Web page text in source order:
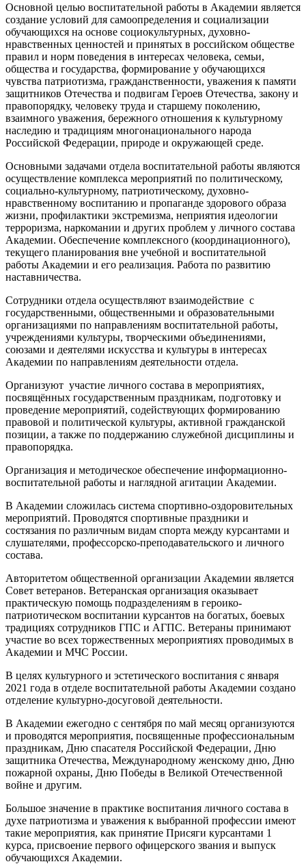
Основной целью воспитательной работы в Академии является
создание условий для самоопределения и социализации
обучающихся на основе социокультурных, духовно-
нравственных ценностей и принятых в российском обществе
правил и норм поведения в интересах человека, семьи,
общества и государства, формирование у обучающихся
чувства патриотизма, гражданственности, уважения к памяти
защитников Отечества и подвигам Героев Отечества, закону и
правопорядку, человеку труда и старшему поколению,
взаимного уважения, бережного отношения к культурному
наследию и традициям многонационального народа
Российской Федерации, природе и окружающей среде.
Основными задачами отдела воспитательной работы являются
осуществление комплекса мероприятий по политическому,
социально-культурному, патриотическому, духовно-
нравственному воспитанию и пропаганде здорового образа
жизни, профилактики экстремизма, неприятия идеологии
терроризма, наркомании и других проблем у личного состава
Академии. Обеспечение комплексного (координационного),
текущего планирования вне учебной и воспитательной
работы Академии и его реализация. Работа по развитию
наставничества.
Сотрудники отдела осуществляют взаимодействие с
государственными, общественными и образовательными
организациями по направлениям воспитательной работы,
учреждениями культуры, творческими объединениями,
союзами и деятелями искусства и культуры в интересах
Академии по направлениям деятельности отдела.
Организуют участие личного состава в мероприятиях,
посвящённых государственным праздникам, подготовку и
проведение мероприятий, содействующих формированию
правовой и политической культуры, активной гражданской
позиции, а также по поддержанию служебной дисциплины и
правопорядка.
Организация и методическое обеспечение информационно-
воспитательной работы и наглядной агитации Академии.
В Академии сложилась система спортивно-оздоровительных
мероприятий. Проводятся спортивные праздники и
состязания по различным видам спорта между курсантами и
слушателями, профессорско-преподавательского и личного
состава.
Авторитетом общественной организации Академии является
Совет ветеранов. Ветеранская организация оказывает
практическую помощь подразделениям в героико-
патриотическом воспитании курсантов на богатых, боевых
традициях сотрудников ГПС и АГПС. Ветераны принимают
участие во всех торжественных мероприятиях проводимых в
Академии и МЧС России.
В целях культурного и эстетического воспитания с января
2021 года в отделе воспитательной работы Академии создано
отделение культурно-досуговой деятельности.
В Академии ежегодно с сентября по май месяц организуются
и проводятся мероприятия, посвященные профессиональным
праздникам, Дню спасателя Российской Федерации, Дню
защитника Отечества, Международному женскому дню, Дню
пожарной охраны, Дню Победы в Великой Отечественной
войне и другим.
Большое значение в практике воспитания личного состава в
духе патриотизма и уважения к выбранной профессии имеют
такие мероприятия, как принятие Присяги курсантами 1
курса, присвоение первого офицерского звания и выпуск
обучающихся Академии.